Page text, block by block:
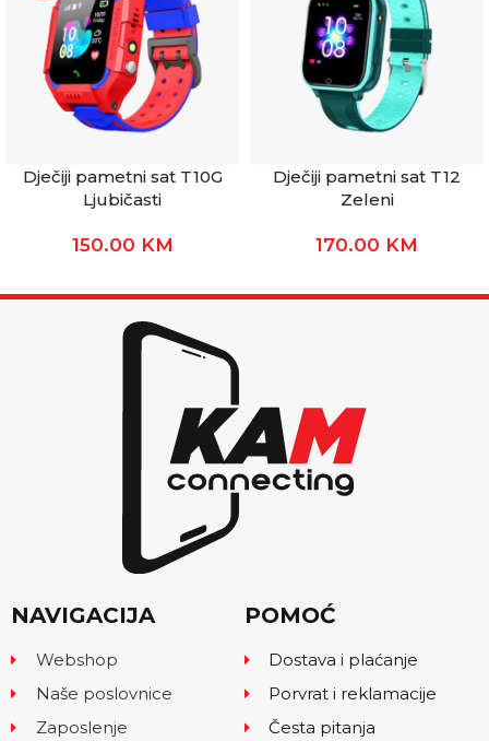
Dječiji pametni sat T10G
Ljubičasti
150.00 KM
Dječiji pametni sat T12
Zeleni
170.00 KM
NAVIGACIJA
Webshop
Naše poslovnice
Zaposlenje
POMOĆ
Dostava i plaćanje
Porvrat i reklamacije
Česta pitanja